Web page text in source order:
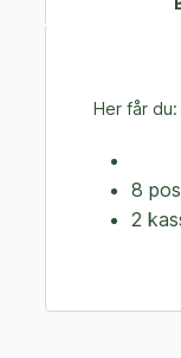
Her får du:
8
2